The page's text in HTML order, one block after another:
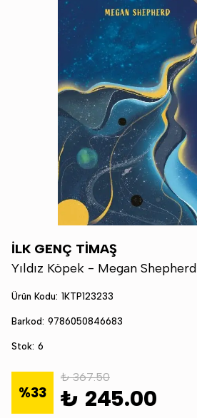
İLK GENÇ TİMAŞ
Yıldız Köpek - Megan Shepherd
Ürün Kodu: 1KTP123233
Barkod: 9786050846683
Stok: 6
%33
₺ 367.50
₺ 245.00